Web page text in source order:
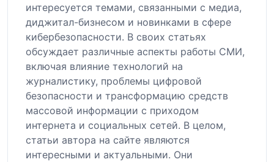
интересуется темами, связанными с медиа,
диджитал-бизнесом и новинками в сфере
кибербезопасности. В своих статьях
обсуждает различные аспекты работы СМИ,
включая влияние технологий на
журналистику, проблемы цифровой
безопасности и трансформацию средств
массовой информации с приходом
интернета и социальных сетей. В целом,
статьи автора на сайте являются
интересными и актуальными. Они